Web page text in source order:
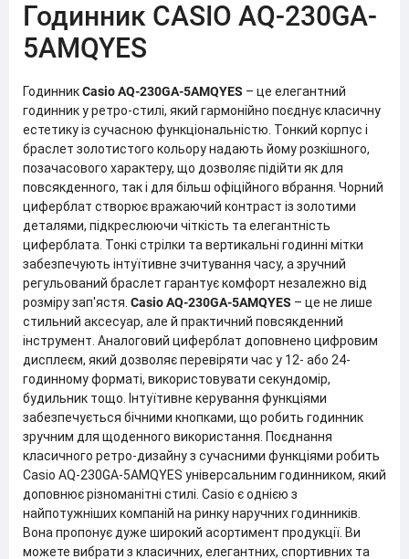
Годинник CASIO AQ-230GA-
5AMQYES
ГодинникCasio AQ-230GA-5AMQYES – це елегантний
годинник у ретро-стилі, який гармонійно поєднує класичну
естетику із сучасною функціональністю. Тонкий корпус і
браслет золотистого кольору надають йому розкішного,
позачасового характеру, що дозволяє підійти як для
повсякденного, так і для більш офіційного вбрання. Чорний
циферблат створює вражаючий контраст із золотими
деталями, підкреслюючи чіткість та елегантність
циферблата. Тонкі стрілки та вертикальні годинні мітки
забезпечують інтуїтивне зчитування часу, а зручний
регульований браслет гарантує комфорт незалежно від
розміру зап'ястя. Casio AQ-230GA-5AMQYES – це не лише
стильний аксесуар, але й практичний повсякденний
інструмент. Аналоговий циферблат доповнено цифровим
дисплеєм, який дозволяє перевіряти час у 12- або 24-
годинному форматі, використовувати секундомір,
будильник тощо. Інтуїтивне керування функціями
забезпечується бічними кнопками, що робить годинник
зручним для щоденного використання. Поєднання
класичного ретро-дизайну з сучасними функціями робить
Casio AQ-230GA-5AMQYES універсальним годинником, який
доповнює різноманітні стилі. Casio є однією з
найпотужніших компаній на ринку наручних годинників.
Вона пропонує дуже широкий асортимент продукції. Ви
можете вибрати з класичних, елегантних, спортивних та